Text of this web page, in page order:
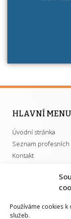
Používáme cookies k
služeb.
HLAVNÍ MENU
Úvodní stránka
Seznam profesních
Kontakt
GDPR